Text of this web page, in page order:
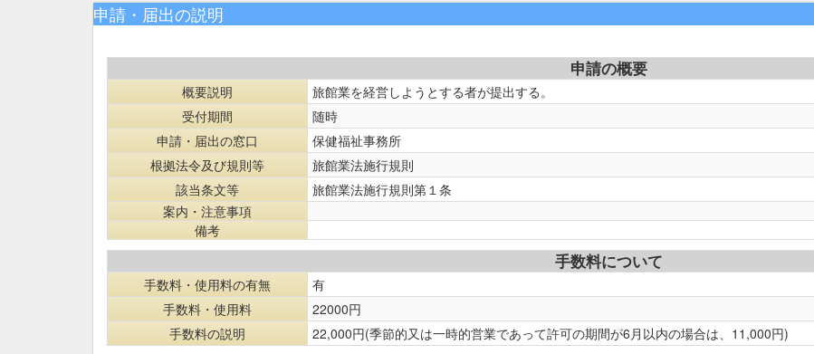
申請・届出の説明
申請の概要
概要説明
旅館業を経営しようとする者が提出する。
受付期間
随時
申請・届出の窓口
保健福祉事務所
根拠法令及び規則等
旅館業法施行規則
該当条文等
旅館業法施行規則第１条
案内・注意事項
備考
手数料について
手数料・使用料の有無
有
手数料・使用料
22000円
手数料の説明
22,000円(季節的又は一時的営業であって許可の期間が6月以内の場合は、11,000円)